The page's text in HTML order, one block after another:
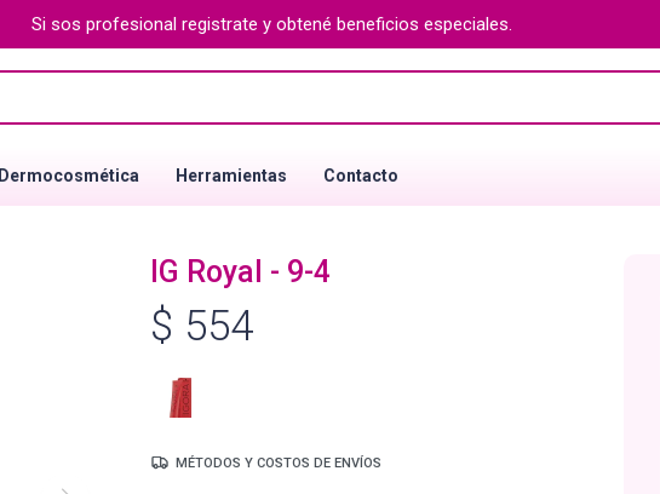
Si sos profesional registrate y obtené beneficios especiales.
Dermocosmética Herramientas Contacto
IG Royal - 9-4
$ 554
MÉTODOS Y COSTOS DE ENVÍOS